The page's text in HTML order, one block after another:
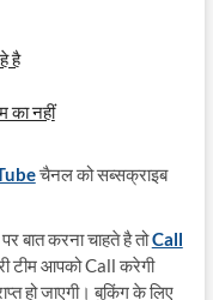
है
का नहीं
चैनल को सब्सक्राइब
बात करना चाहते है तोCall
टीम आपको Call करेगी
हो जाएगी। बुकिंग के लिए